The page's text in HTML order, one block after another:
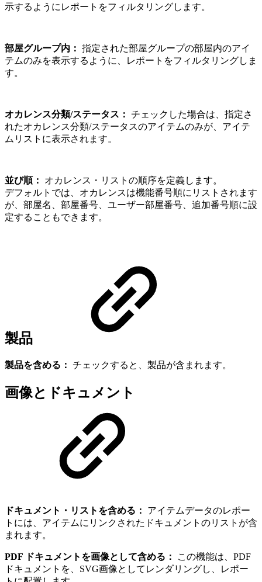
示するようにレポートをフィルタリングします。
部屋グループ内： 指定された部屋グループの部屋内のアイ
テムのみを表示するように、レポートをフィルタリングしま
す。
オカレンス分類/ステータス： チェックした場合は、指定さ
れたオカレンス分類/ステータスのアイテムのみが、アイテ
ムリストに表示されます。
並び順：
オカレンス・リストの順序を定義します。
デフォルトでは、オカレンスは機能番号順にリストされます
が、部屋名、部屋番号、ユーザー部屋番号、追加番号順に設
定することもできます。
製品
製品を含める： チェックすると、製品が含まれます。
画像とドキュメント
ドキュメント・リストを含める：
アイテムデータのレポー
トには、アイテムにリンクされたドキュメントのリストが含
まれます。
PDF ドキュメントを画像として含める：
この機能は、PDF
ドキュメントを、SVG画像としてレンダリングし、レポー